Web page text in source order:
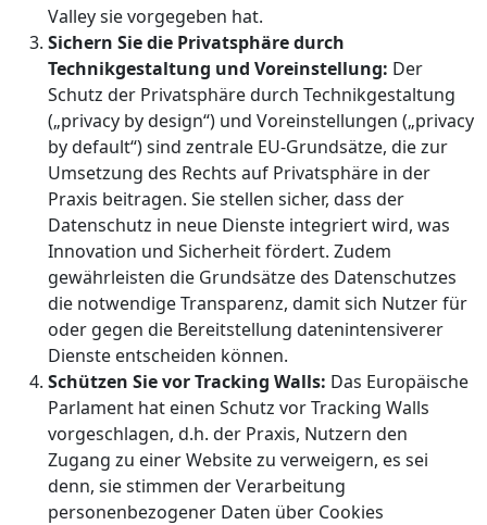
Valley sie vorgegeben hat.
Sichern Sie die Privatsphäre durch
Technikgestaltung und Voreinstellung: Der
Schutz der Privatsphäre durch Technikgestaltung
(„privacy by design“) und Voreinstellungen („privacy
by default“) sind zentrale EU-Grundsätze, die zur
Umsetzung des Rechts auf Privatsphäre in der
Praxis beitragen. Sie stellen sicher, dass der
Datenschutz in neue Dienste integriert wird, was
Innovation und Sicherheit fördert. Zudem
gewährleisten die Grundsätze des Datenschutzes
die notwendige Transparenz, damit sich Nutzer für
oder gegen die Bereitstellung datenintensiverer
Dienste entscheiden können.
Schützen Sie vor Tracking Walls: Das Europäische
Parlament hat einen Schutz vor Tracking Walls
vorgeschlagen, d.h. der Praxis, Nutzern den
Zugang zu einer Website zu verweigern, es sei
denn, sie stimmen der Verarbeitung
personenbezogener Daten über Cookies